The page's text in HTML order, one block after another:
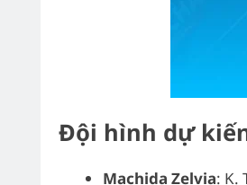
Đội hình dự
Machida Zelvia: K.